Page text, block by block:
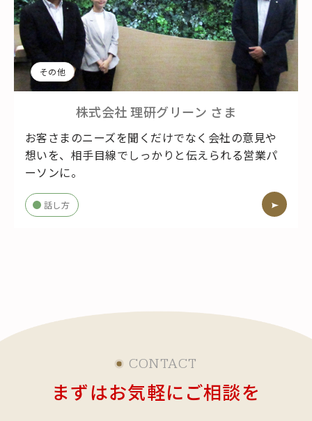
その他
株式会社 理研グリーン さま
お客さまのニーズを聞くだけでなく会社の意見や
想いを、相手目線でしっかりと伝えられる営業パ
ーソンに。
話し方
CONTACT
まずはお気軽にご相談を